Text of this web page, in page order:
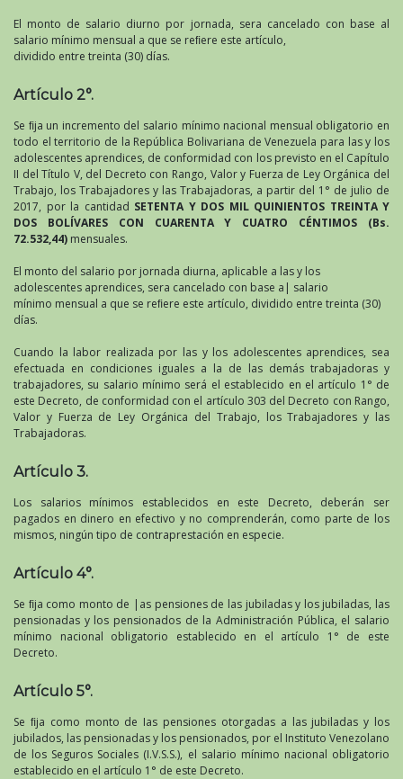
El monto de salario diurno por jornada, sera cancelado con base al
salario mínimo mensual a que se reﬁere este artículo,
dividido entre treinta (30) días.
Artículo 2°.
Se ﬁja un incremento del salario mínimo nacional mensual obligatorio en
todo el territorio de la República Bolivariana de Venezuela para las y los
adolescentes aprendices, de conformidad con los previsto en el Capítulo
II del Título V, del Decreto con Rango, Valor y Fuerza de Ley Orgánica del
Trabajo, los Trabajadores y las Trabajadoras, a partir del 1° de julio de
2017, por la cantidad SETENTA Y DOS MIL QUINIENTOS TREINTA Y
DOS BOLÍVARES CON CUARENTA Y CUATRO CÉNTIMOS (Bs.
72.532,44) mensuales.
El monto del salario por jornada diurna, aplicable a las y los
adolescentes aprendices, sera cancelado con base a| salario
mínimo mensual a que se reﬁere este artículo, dividido entre treinta (30)
días.
Cuando la labor realizada por las y los adolescentes aprendices, sea
efectuada en condiciones iguales a la de las demás trabajadoras y
trabajadores, su salario mínimo será el establecido en el artículo 1° de
este Decreto, de conformidad con el artículo 303 del Decreto con Rango,
Valor y Fuerza de Ley Orgánica del Trabajo, los Trabajadores y las
Trabajadoras.
Artículo 3.
Los salarios mínimos establecidos en este Decreto, deberán ser
pagados en dinero en efectivo y no comprenderán, como parte de los
mismos, ningún tipo de contraprestación en especie.
Artículo 4°.
Se ﬁja como monto de |as pensiones de las jubiladas y los jubiladas, las
pensionadas y los pensionados de la Administración Pública, el salario
mínimo nacional obligatorio establecido en el artículo 1° de este
Decreto.
Artículo 5°.
Se ﬁja como monto de Ias pensiones otorgadas a las jubiladas y los
jubilados, las pensionadas y los pensionados, por el Instituto Venezolano
de los Seguros Sociales (I.V.S.S.), el salario mínimo nacional obligatorio
establecido en el artículo 1° de este Decreto.